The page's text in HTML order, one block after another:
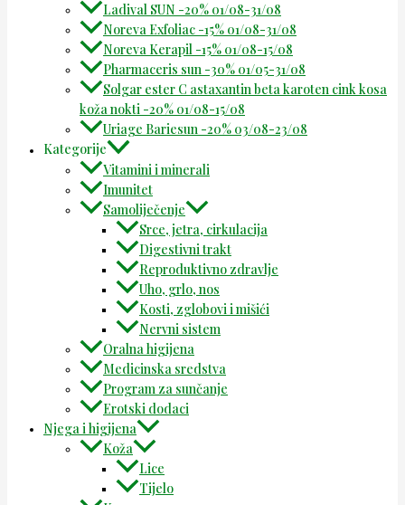
Ladival SUN -20% 01/08-31/08
Noreva Exfoliac -15% 01/08-31/08
Noreva Kerapil -15% 01/08-15/08
Pharmaceris sun -30% 01/05-31/08
Solgar ester C astaxantin beta karoten cink kosa
koža nokti -20% 01/08-15/08
Uriage Bariesun -20% 03/08-23/08
Kategorije
Vitamini i minerali
Imunitet
Samoliječenje
Srce, jetra, cirkulacija
Digestivni trakt
Reproduktivno zdravlje
Uho, grlo, nos
Kosti, zglobovi i mišići
Nervni sistem
Oralna higijena
Medicinska sredstva
Program za sunčanje
Erotski dodaci
Njega i higijena
Koža
Lice
Tijelo